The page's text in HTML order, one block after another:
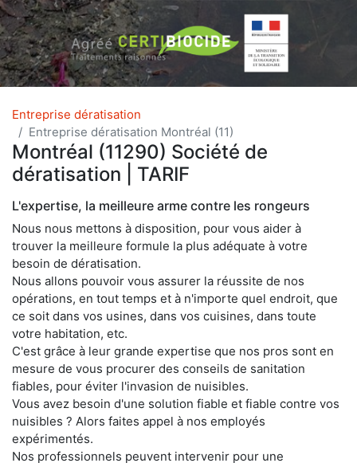
Entreprise dératisation
Entreprise dératisation Montréal (11)
Montréal (11290) Société de
dératisation | TARIF
L'expertise, la meilleure arme contre les rongeurs
Nous nous mettons à disposition, pour vous aider à
trouver la meilleure formule la plus adéquate à votre
besoin de dératisation.
Nous allons pouvoir vous assurer la réussite de nos
opérations, en tout temps et à n'importe quel endroit, que
ce soit dans vos usines, dans vos cuisines, dans toute
votre habitation, etc.
C'est grâce à leur grande expertise que nos pros sont en
mesure de vous procurer des conseils de sanitation
fiables, pour éviter l'invasion de nuisibles.
Vous avez besoin d'une solution fiable et fiable contre vos
nuisibles ? Alors faites appel à nos employés
expérimentés.
Nos professionnels peuvent intervenir pour une